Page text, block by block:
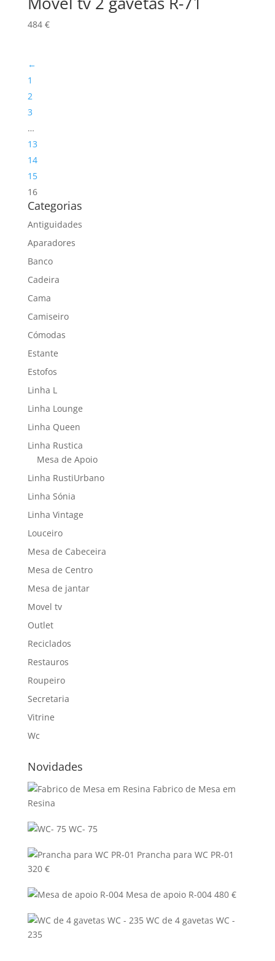
484 €
←
1
2
3
…
13
14
15
16
Categorias
Antiguidades
Aparadores
Banco
Cadeira
Cama
Camiseiro
Cómodas
Estante
Estofos
Linha L
Linha Lounge
Linha Queen
Linha Rustica
Mesa de Apoio
Linha RustiUrbano
Linha Sónia
Linha Vintage
Louceiro
Mesa de Cabeceira
Mesa de Centro
Mesa de jantar
Movel tv
Outlet
Reciclados
Restauros
Roupeiro
Secretaria
Vitrine
Wc
Novidades
Fabrico de Mesa em
Resina
WC- 75
Prancha para WC PR-01
320 €
Mesa de apoio R-004 480 €
WC de 4 gavetas WC -
235